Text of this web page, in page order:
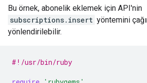
Bu örnek, abonelik eklemek için API'nin
subscriptions.insert yöntemini
yönlendirilebilir.
#!/usr/bin/ruby